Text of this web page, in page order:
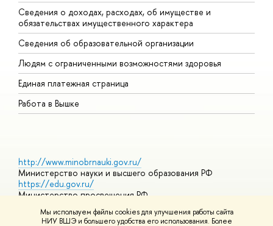
Мы используем файлы cookies для улучшения работы сайта
НИУ ВШЭ и большего удобства его использования. Более
Сведения о доходах, расходах, об имуществе и
обязательствах имущественного характера
Сведения об образовательной организации
Людям с ограниченными возможностями здоровья
Единая платежная страница
Работа в Вышке
http://www.minobrnauki.gov.ru/
Министерство науки и высшего образования РФ
https://edu.gov.ru/
Министерство просвещения РФ
https://elearning.hse.ru/mooc
Массовые открытые онлайн-курсы